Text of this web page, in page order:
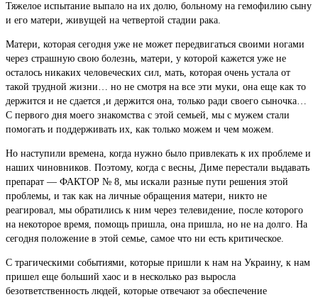
Тяжелое испытание выпало на их долю, больному на гемофилию сыну
и его матери, живущей на четвертой стадии рака.
Матери, которая сегодня уже не может передвигаться своими ногами
через страшную свою болезнь, матери, у которой кажется уже не
осталось никаких человеческих сил, мать, которая очень устала от
такой трудной жизни… но не смотря на все эти муки, она еще как то
держится и не сдается ,и держится она, только ради своего сыночка…
С первого дня моего знакомства с этой семьей, мы с мужем стали
помогать и поддерживать их, как только можем и чем можем.
Но наступили времена, когда нужно было привлекать к их проблеме и
наших чиновников. Поэтому, когда с весны, Диме перестали выдавать
препарат — ФАКТОР № 8, мы искали разные пути решения этой
проблемы, и так как на личные обращения матери, никто не
реагировал, мы обратились к ним через телевидение, после которого
на некоторое время, помощь пришла, она пришла, но не на долго. На
сегодня положение в этой семье, самое что ни есть критическое.
С трагическими событиями, которые пришли к нам на Украину, к нам
пришел еще больший хаос и в несколько раз выросла
безответственность людей, которые отвечают за обеспечение